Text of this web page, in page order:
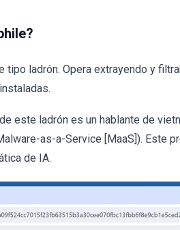
tipo ladrón. Opera extrayendo y
este ladrón es un hablante de
as-a-Service [MaaS]). Este
de IA.